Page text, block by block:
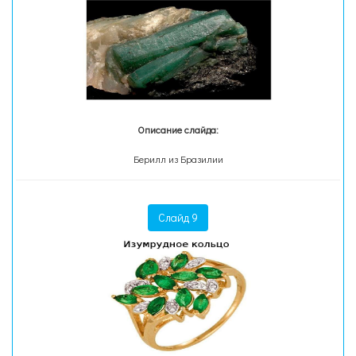
Описание слайда:
Берилл из Бразилии
Слайд 9